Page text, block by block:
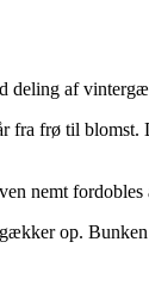
deling af
fra frø til
nemt fordobles
op.